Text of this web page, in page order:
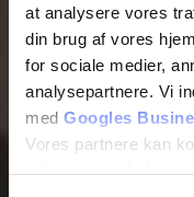
at analysere vores
din brug af vores
for sociale medier,
analysepartnere. Vi
med Googles
Vores partnere kan